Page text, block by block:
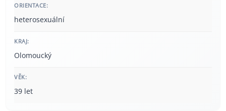
ORIENTACE:
heterosexuální
KRAJ:
Olomoucký
VĚK:
39 let